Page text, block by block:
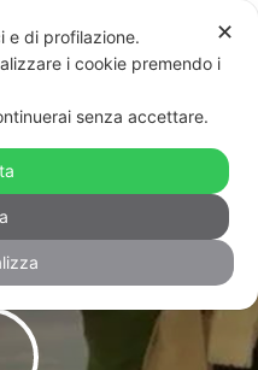
messa il
il compagno
✕
e di profilazione.
i cookie premendo i
senza accettare.